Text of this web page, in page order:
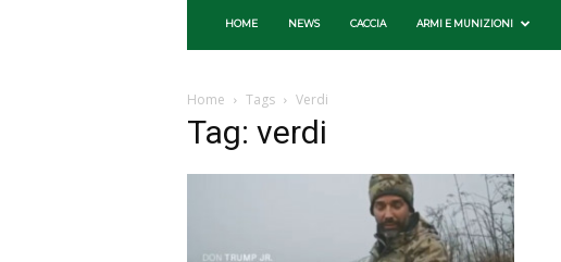
HOME NEWS CACCIA ARMI E MUNIZIONI
Home Tags Verdi
Tag: verdi